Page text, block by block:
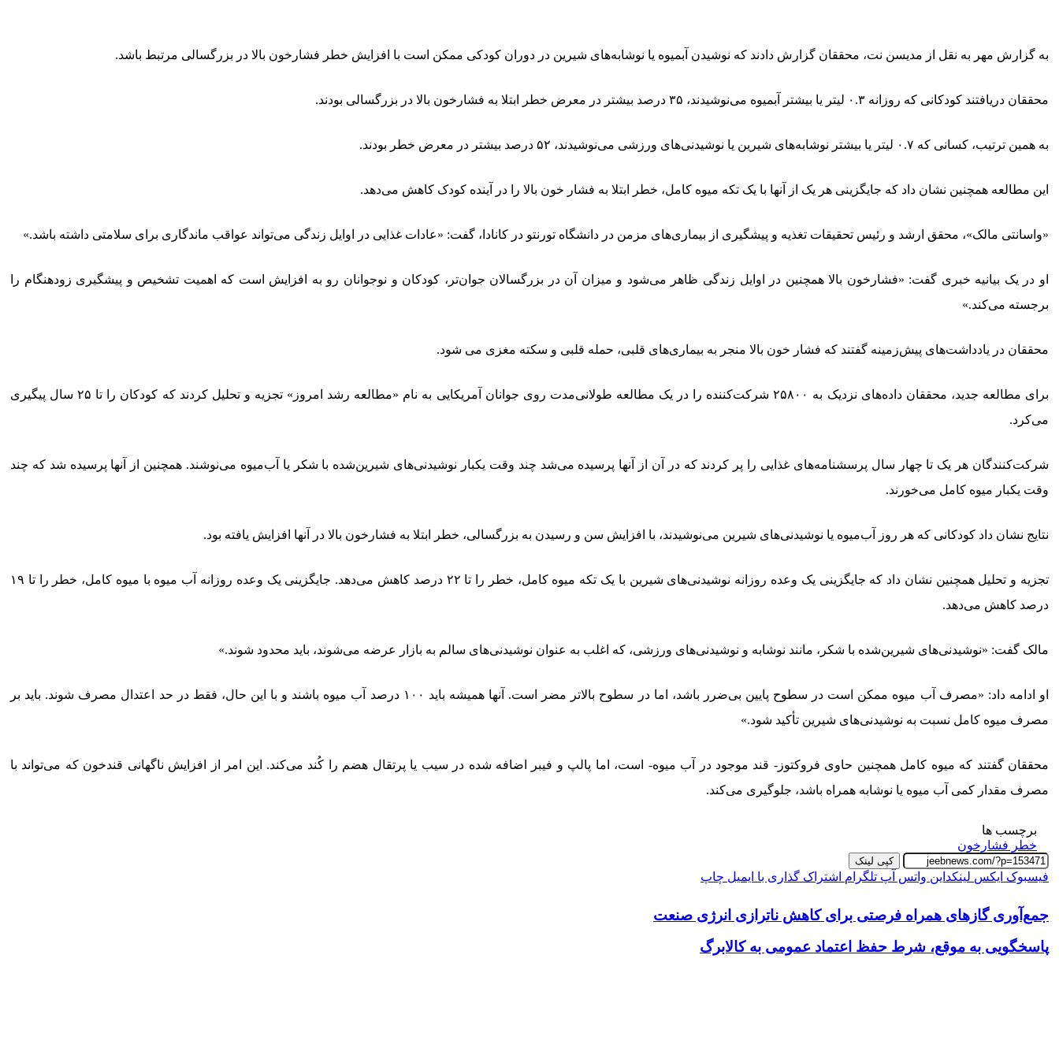
به گزارش مهر به نقل از مدیسن نت، محققان گزارش دادند که نوشیدن آبمیوه یا نوشابه‌های شیرین در دوران کودکی ممکن است با افزایش خطر فشارخون بالا در بزرگسالی مرتبط باشد.
محققان دریافتند کودکانی که روزانه ۰.۳ لیتر یا بیشتر آبمیوه می‌نوشیدند، ۳۵ درصد بیشتر در معرض خطر ابتلا به فشارخون بالا در بزرگسالی بودند.
به همین ترتیب، کسانی که ۰.۷ لیتر یا بیشتر نوشابه‌های شیرین یا نوشیدنی‌های ورزشی می‌نوشیدند، ۵۲ درصد بیشتر در معرض خطر بودند.
این مطالعه همچنین نشان داد که جایگزینی هر یک از آنها با یک تکه میوه کامل، خطر ابتلا به فشار خون بالا را در آینده کودک کاهش می‌دهد.
«واسانتی مالک»، محقق ارشد و رئیس تحقیقات تغذیه و پیشگیری از بیماری‌های مزمن در دانشگاه تورنتو در کانادا، گفت: «عادات غذایی در اوایل زندگی می‌تواند عواقب ماندگاری برای سلامتی داشته باشد.»
او در یک بیانیه خبری گفت: «فشارخون بالا همچنین در اوایل زندگی ظاهر می‌شود و میزان آن در بزرگسالان جوان‌تر، کودکان و نوجوانان رو به افزایش است که اهمیت تشخیص و پیشگیری زودهنگام را
برجسته می‌کند.»
محققان در یادداشت‌های پیش‌زمینه گفتند که فشار خون بالا منجر به بیماری‌های قلبی، حمله قلبی و سکته مغزی می شود.
برای مطالعه جدید، محققان داده‌های نزدیک به ۲۵۸۰۰ شرکت‌کننده را در یک مطالعه طولانی‌مدت روی جوانان آمریکایی به نام «مطالعه رشد امروز» تجزیه و تحلیل کردند که کودکان را تا ۲۵ سال پیگیری
می‌کرد.
شرکت‌کنندگان هر یک تا چهار سال پرسشنامه‌های غذایی را پر کردند که در آن از آنها پرسیده می‌شد چند وقت یکبار نوشیدنی‌های شیرین‌شده با شکر یا آب‌میوه می‌نوشند. همچنین از آنها پرسیده شد که چند
وقت یکبار میوه کامل می‌خورند.
نتایج نشان داد کودکانی که هر روز آب‌میوه یا نوشیدنی‌های شیرین می‌نوشیدند، با افزایش سن و رسیدن به بزرگسالی، خطر ابتلا به فشارخون بالا در آنها افزایش یافته بود.
تجزیه و تحلیل همچنین نشان داد که جایگزینی یک وعده روزانه نوشیدنی‌های شیرین با یک تکه میوه کامل، خطر را تا ۲۲ درصد کاهش می‌دهد. جایگزینی یک وعده روزانه آب میوه با میوه کامل، خطر را تا ۱۹
درصد کاهش می‌دهد.
مالک گفت: «نوشیدنی‌های شیرین‌شده با شکر، مانند نوشابه و نوشیدنی‌های ورزشی، که اغلب به عنوان نوشیدنی‌های سالم به بازار عرضه می‌شوند، باید محدود شوند.»
او ادامه داد: «مصرف آب میوه ممکن است در سطوح پایین بی‌ضرر باشد، اما در سطوح بالاتر مضر است. آنها همیشه باید ۱۰۰ درصد آب میوه باشند و با این حال، فقط در حد اعتدال مصرف شوند. باید بر
مصرف میوه کامل نسبت به نوشیدنی‌های شیرین تأکید شود.»
محققان گفتند که میوه کامل همچنین حاوی فروکتوز- قند موجود در آب میوه- است، اما پالپ و فیبر اضافه شده در سیب یا پرتقال هضم را کُند می‌کند. این امر از افزایش ناگهانی قندخون که می‌تواند با
مصرف مقدار کمی آب میوه یا نوشابه همراه باشد، جلوگیری می‌کند.
برچسب ها
خطر فشارخون
کپی لینک
فیسبوک ایکس لینکداین واتس آپ تلگرام اشتراک گذاری با ایمیل چاپ
جمع‌آوری گازهای همراه فرصتی برای کاهش ناترازی انرژی صنعت
پاسخگویی به موقع، شرط حفظ اعتماد عمومی به کالابرگ